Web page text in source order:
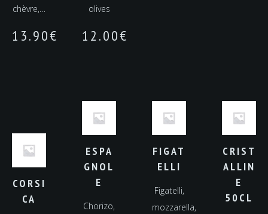
chèvre,…
13.90€
olives
12.00€
CORSI
CA
CRIST
ALLIN
E
50CL
ESPA
GNOL
E
Chorizo,
FIGAT
ELLI
Figatelli,
mozzarella,